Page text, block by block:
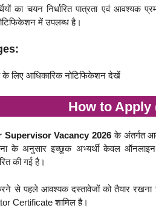
का चयन निर्धारित पात्रता एवं आवश्यक
में उपलब्ध है।
के लिए आधिकारिक नोटिफिकेशन देखें
How to Apply
Supervisor Vacancy 2026 के अंतर्गत
के अनुसार इच्छुक अभ्यर्थी केवल
की गई है।
से पहले आवश्यक दस्तावेजों को तैयार रखना
Certificate शामिल है।